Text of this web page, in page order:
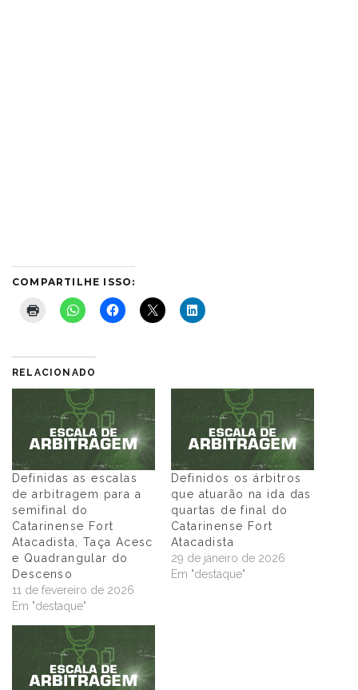
COMPARTILHE ISSO:
RELACIONADO
Definidas as escalas
de arbitragem para a
semifinal do
Catarinense Fort
Atacadista, Taça Acesc
e Quadrangular do
Descenso
11 de fevereiro de 2026
Em "destaque"
Definidos os árbitros
que atuarão na ida das
quartas de final do
Catarinense Fort
Atacadista
29 de janeiro de 2026
Em "destaque"